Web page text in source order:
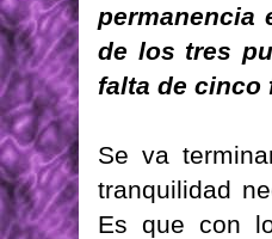
permanencia
de los tres
falta de cinco
Se va
tranquilidad
Es que con